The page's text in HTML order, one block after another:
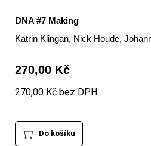
DNA #7 Making
Katrin Klingan, Nick Houde,
270,00 Kč
270,00 Kč bez DPH
Do košíku